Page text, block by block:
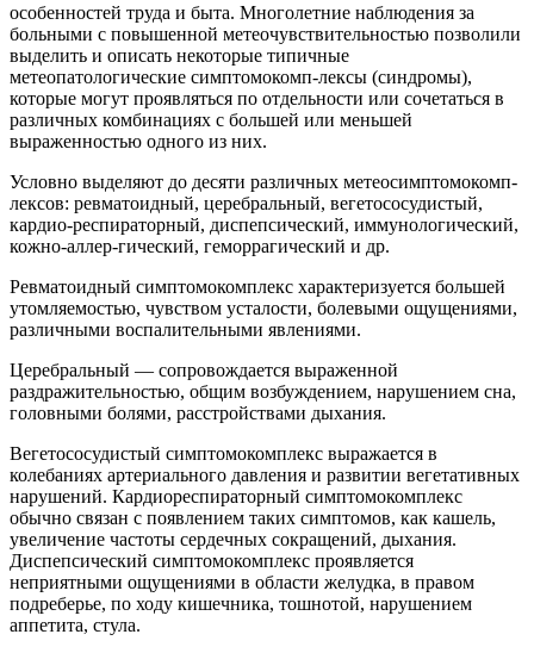
особенностей труда и быта. Многолетние наблюдения за
больными с повышенной метеочувствительностью позволили
выделить и описать некоторые типичные
метеопатологические симптомокомп-лексы (синдромы),
которые могут проявляться по отдельности или сочетаться в
различных комбинациях с большей или меньшей
выраженностью одного из них.
Условно выделяют до десяти различных метеосимптомокомп-
лексов: ревматоидный, церебральный, вегетососудистый,
кардио-респираторный, диспепсический, иммунологический,
кожно-аллер-гический, геморрагический и др.
Ревматоидный симптомокомплекс характеризуется большей
утомляемостью, чувством усталости, болевыми ощущениями,
различными воспалительными явлениями.
Церебральный — сопровождается выраженной
раздражительностью, общим возбуждением, нарушением сна,
головными болями, расстройствами дыхания.
Вегетососудистый симптомокомплекс выражается в
колебаниях артериального давления и развитии вегетативных
нарушений. Кардиореспираторный симптомокомплекс
обычно связан с появлением таких симптомов, как кашель,
увеличение частоты сердечных сокращений, дыхания.
Диспепсический симптомокомплекс проявляется
неприятными ощущениями в области желудка, в правом
подреберье, по ходу кишечника, тошнотой, нарушением
аппетита, стула.